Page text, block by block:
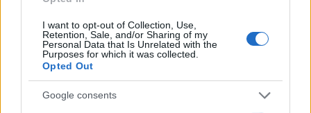
I want to opt-out of Collection, Use,
Retention, Sale, and/or Sharing of my
Personal Data that Is Unrelated with the
Purposes for which it was collected.
Opted Out
Google consents
Ricevi le nostre ultime news
da